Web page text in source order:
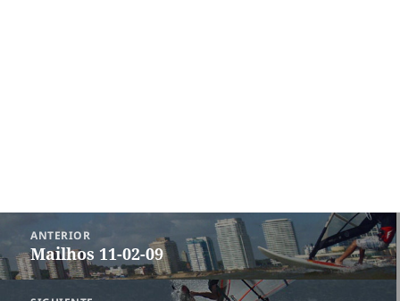
entradas
ANTERIOR
Entrada
anterior:
Mailhos 11-02-09